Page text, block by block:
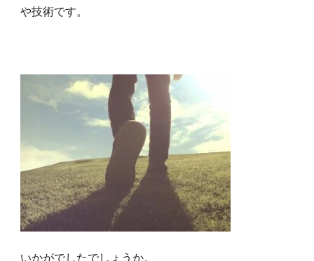
や技術です。
いかがでしたでしょうか。